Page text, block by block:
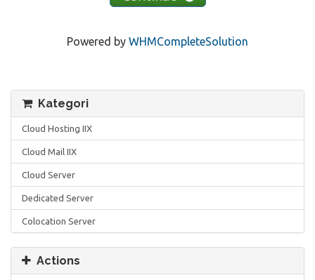
Powered by WHMCompleteSolution
Kategori
Cloud Hosting IIX
Cloud Mail IIX
Cloud Server
Dedicated Server
Colocation Server
Actions